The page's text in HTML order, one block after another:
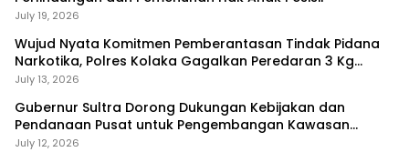
July 19, 2026
Wujud Nyata Komitmen Pemberantasan Tindak Pidana
Narkotika, Polres Kolaka Gagalkan Peredaran 3 Kg
Sabu-Sabu
July 13, 2026
Gubernur Sultra Dorong Dukungan Kebijakan dan
Pendanaan Pusat untuk Pengembangan Kawasan
Liangkobhori
July 12, 2026